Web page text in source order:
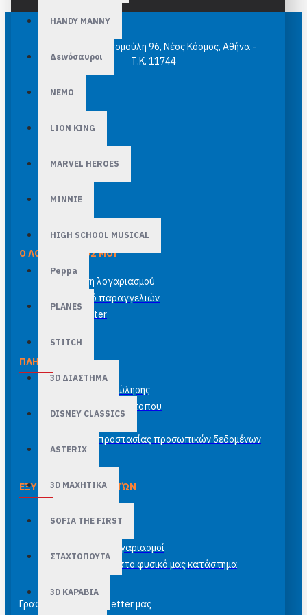
HANDY MANNY
Δεινόσαυροι
NEMO
LION KING
MARVEL HEROES
MINNIE
HIGH SCHOOL MUSICAL
Peppa
PLANES
STITCH
3D ΔΙΑΣΤΗΜΑ
DISNEY CLASSICS
ASTERIX
3D ΜΑΧΗΤΙΚΑ
SOFIA THE FIRST
ΣΤΑΧΤΟΠΟΥΤΑ
3D ΚΑΡΑΒΙΑ
epuzzle.gr Κασομούλη 96, Νέος Κόσμος, Αθήνα -
Τ.Κ. 11744
Ο ΛΟΓΑΡΙΑΣΜΌΣ ΜΟΥ
Σύνδεση λογαριασμού
Ιστορικό παραγγελιών
Newsletter
ΠΛΗΡΟΦΟΡΊΕΣ
Γενικοί όροι πώλησης
Όροι χρήσης ιστότοπου
Πολιτική προστασίας προσωπικών δεδομένων
ΕΞΥΠΗΡΈΤΗΣΗ ΠΕΛΑΤΏΝ
Επικοινωνία
Τραπεζικοί λογαριασμοί
Κορνιζάρισμα στο φυσικό μας κατάστημα
Γραφτείτε στο newsletter μας